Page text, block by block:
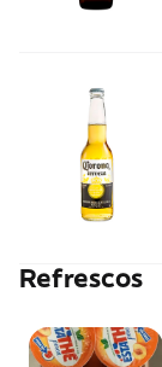
Refrescos